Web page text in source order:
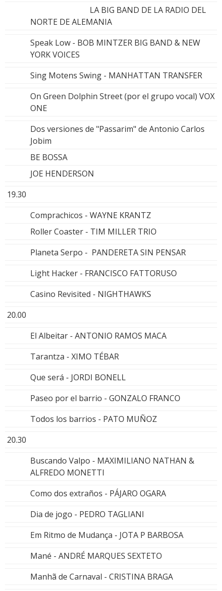
LA BIG BAND DE LA RADIO DEL
NORTE DE ALEMANIA
Speak Low - BOB MINTZER BIG BAND & NEW
YORK VOICES
Sing Motens Swing - MANHATTAN TRANSFER
On Green Dolphin Street (por el grupo vocal) VOX
ONE
Dos versiones de "Passarim" de Antonio Carlos
Jobim
BE BOSSA
JOE HENDERSON
19.30
Comprachicos - WAYNE KRANTZ
Roller Coaster - TIM MILLER TRIO
Planeta Serpo - PANDERETA SIN PENSAR
Light Hacker - FRANCISCO FATTORUSO
Casino Revisited - NIGHTHAWKS
20.00
El Albeitar - ANTONIO RAMOS MACA
Tarantza - XIMO TÉBAR
Que será - JORDI BONELL
Paseo por el barrio - GONZALO FRANCO
Todos los barrios - PATO MUÑOZ
20.30
Buscando Valpo - MAXIMILIANO NATHAN &
ALFREDO MONETTI
Como dos extraños - PÁJARO OGARA
Dia de jogo - PEDRO TAGLIANI
Em Ritmo de Mudança - JOTA P BARBOSA
Mané - ANDRÉ MARQUES SEXTETO
Manhã de Carnaval - CRISTINA BRAGA